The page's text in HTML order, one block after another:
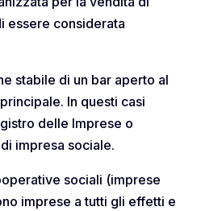
essere considerata
stabile di un bar aperto al
In questi casi
delle Imprese o
impresa sociale.
sociali (imprese
imprese a tutti gli effetti e